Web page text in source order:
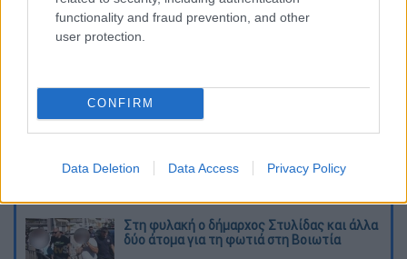
functionality and fraud prevention, and other
user protection.
CONFIRM
Data Deletion Data Access Privacy Policy
Διαβάστε ακόμη
κυκλοφορίας: Χιλιάδες αυτοκίνητα
παραμένουν αταξινόμητα - Λύση αναζητά
Στη φυλακή ο δήμαρχος Στυλίδας και άλλα
δύο άτομα για τη φωτιά στη Βοιωτία